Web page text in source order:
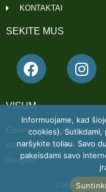
VISUM
Elektroninė prekyba
namams, sodui,
daugiau.
Copyright
SEKITE MUS
KONTAKTAI
Informuojame, kad
cookies). Sutikdami,
naršykite toliau. Savo
pakeisdami savo